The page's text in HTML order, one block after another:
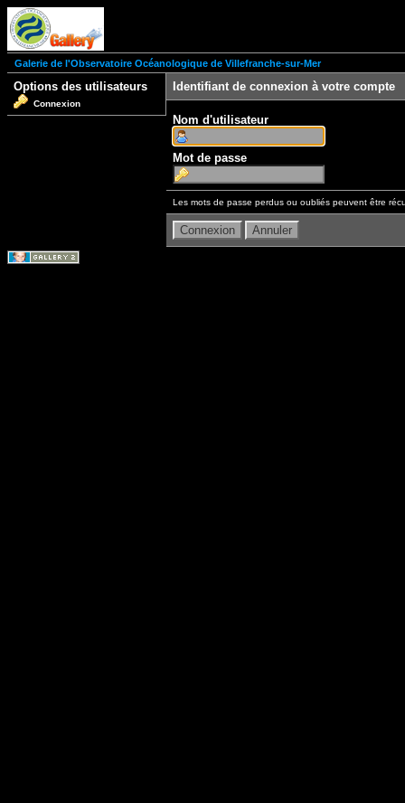
Galerie de l'Observatoire Océanologique de Villefranche-sur-Mer
Options des utilisateurs
Connexion
Identifiant de connexion à votre compte
Nom d'utilisateur
Mot de passe
Les mots de passe perdus ou oubliés peuvent être